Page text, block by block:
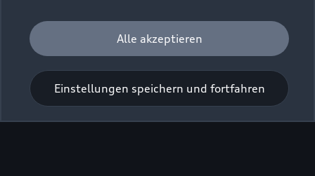
Alle akzeptieren
Einstellungen speichern und fortfahren
Zu den Rädern